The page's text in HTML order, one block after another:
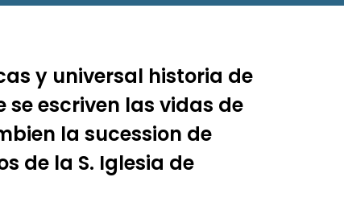
y universal historia de
se escriven las vidas de
la sucession de
de la S. Iglesia de